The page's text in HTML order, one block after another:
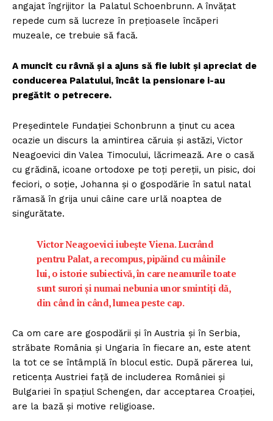
angajat îngrijitor la Palatul Schoenbrunn. A învățat
repede cum să lucreze în prețioasele încăperi
muzeale, ce trebuie să facă.
A muncit cu râvnă și a ajuns să fie iubit și apreciat de
conducerea Palatului, încât la pensionare i-au
pregătit o petrecere.
Președintele Fundației Schonbrunn a ținut cu acea
ocazie un discurs la amintirea căruia și astăzi, Victor
Neagoevici din Valea Timocului, lăcrimează. Are o casă
cu grădină, icoane ortodoxe pe toți pereții, un pisic, doi
feciori, o soție, Johanna și o gospodărie în satul natal
rămasă în grija unui câine care urlă noaptea de
singurătate.
Victor Neagoevici iubește Viena. Lucrând
pentru Palat, a recompus, pipăind cu mâinile
lui, o istorie subiectivă, în care neamurile toate
sunt surori și numai nebunia unor smintiți dă,
din când în când, lumea peste cap.
Ca om care are gospodării și în Austria și în Serbia,
străbate România și Ungaria în fiecare an, este atent
la tot ce se întâmplă în blocul estic. După părerea lui,
reticența Austriei față de includerea României și
Bulgariei în spațiul Schengen, dar acceptarea Croației,
are la bază și motive religioase.